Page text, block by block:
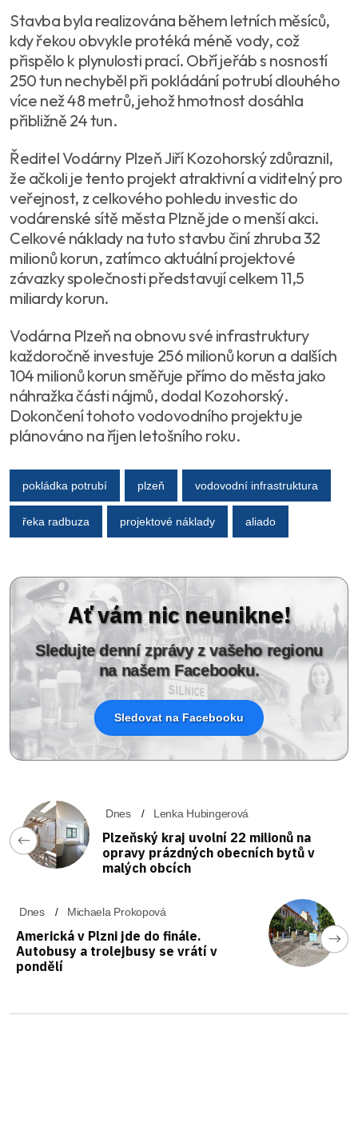
Stavba byla realizována během letních měsíců,
kdy řekou obvykle protéká méně vody, což
přispělo k plynulosti prací. Obří jeřáb s nosností
250 tun nechyběl při pokládání potrubí dlouhého
více než 48 metrů, jehož hmotnost dosáhla
přibližně 24 tun.
Ředitel Vodárny Plzeň Jiří Kozohorský zdůraznil,
že ačkoli je tento projekt atraktivní a viditelný pro
veřejnost, z celkového pohledu investic do
vodárenské sítě města Plzně jde o menší akci.
Celkové náklady na tuto stavbu činí zhruba 32
milionů korun, zatímco aktuální projektové
závazky společnosti představují celkem 11,5
miliardy korun.
Vodárna Plzeň na obnovu své infrastruktury
každoročně investuje 256 milionů korun a dalších
104 milionů korun směřuje přímo do města jako
náhražka části nájmů, dodal Kozohorský.
Dokončení tohoto vodovodního projektu je
plánováno na říjen letošního roku.
pokládka potrubí plzeň vodovodní infrastruktura
řeka radbuza projektové náklady aliado
Ať vám nic neunikne!
Sledujte denní zprávy z vašeho regionu
na našem Facebooku.
Sledovat na Facebooku
Dnes Lenka Hubingerová
Plzeňský kraj uvolní 22 milionů na
opravy prázdných obecních bytů v
malých obcích
Dnes Michaela Prokopová
Americká v Plzni jde do finále.
Autobusy a trolejbusy se vrátí v
pondělí